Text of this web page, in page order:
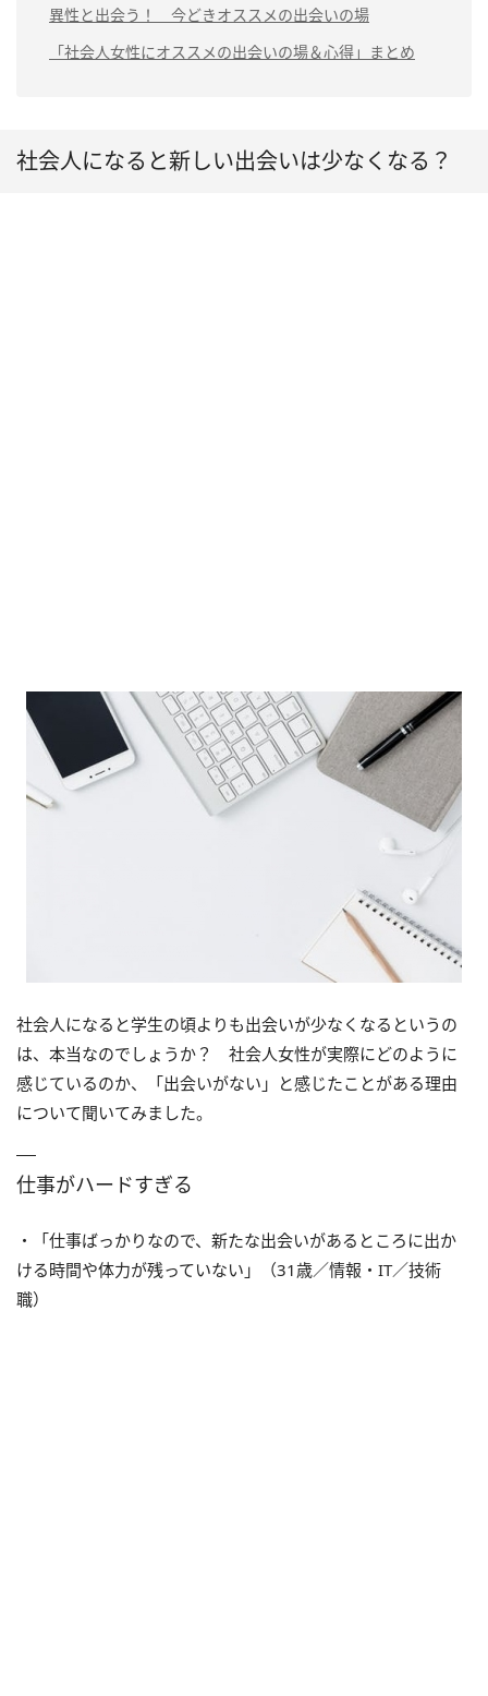
異性と出会う！ 今どきオススメの出会いの場
「社会人女性にオススメの出会いの場＆心得」まとめ
社会人になると新しい出会いは少なくなる？
社会人になると学生の頃よりも出会いが少なくなるというの
は、本当なのでしょうか？ 社会人女性が実際にどのように
感じているのか、「出会いがない」と感じたことがある理由
について聞いてみました。
仕事がハードすぎる
・「仕事ばっかりなので、新たな出会いがあるところに出か
ける時間や体力が残っていない」（31歳／情報・IT／技術
職）